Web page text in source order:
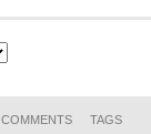
COMMENTS TAGS